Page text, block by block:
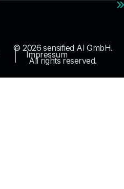
© 2026 sensified AI GmbH.
All rights reserved.
Impressum